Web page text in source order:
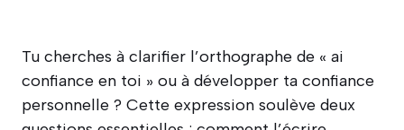
Tu cherches à clarifier l’orthographe de « ai
confiance en toi » ou à développer ta confiance
personnelle ? Cette expression soulève deux